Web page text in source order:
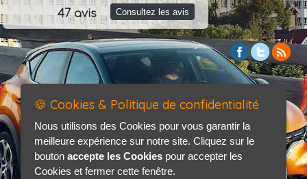
47 avis Consultez les avis
🍪 Cookies & Politique de confidentialité
Nous utilisons des Cookies pour vous garantir la
meilleure expérience sur notre site. Cliquez sur le
bouton accepte les Cookies pour accepter les
Cookies et fermer cette fenêtre.